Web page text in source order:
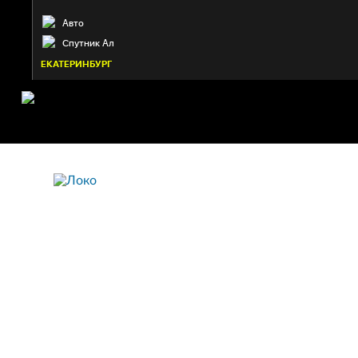
Авто
Спутник Ал
ЕКАТЕРИНБУРГ